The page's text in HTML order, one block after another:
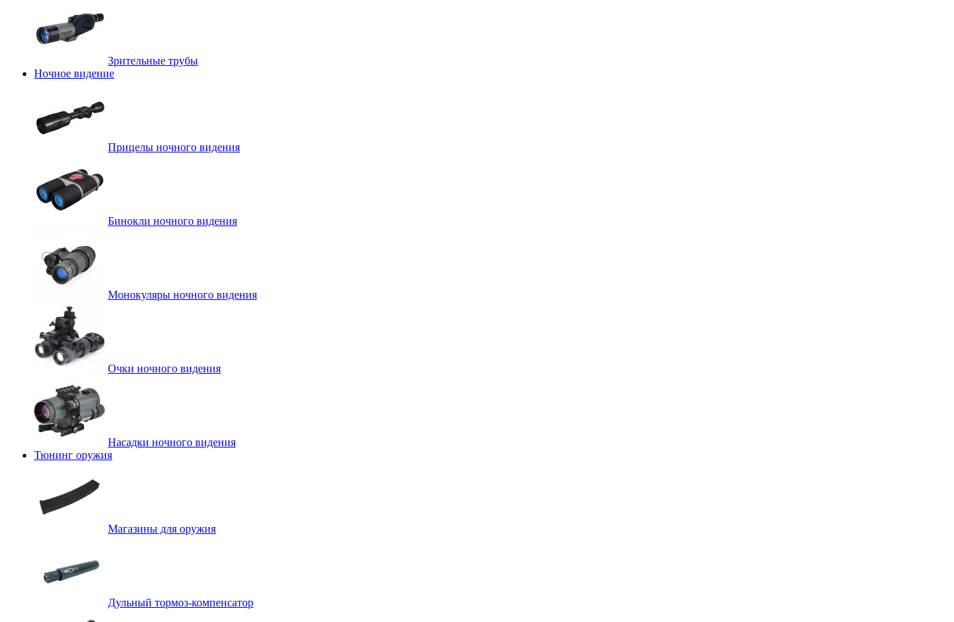
Зрительные трубы
Ночное видение
Прицелы ночного видения
Бинокли ночного видения
Монокуляры ночного видения
Очки ночного видения
Насадки ночного видения
Тюнинг оружия
Магазины для оружия
Дульный тормоз-компенсатор